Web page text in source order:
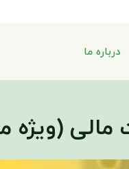
درباره ما
(ویژه